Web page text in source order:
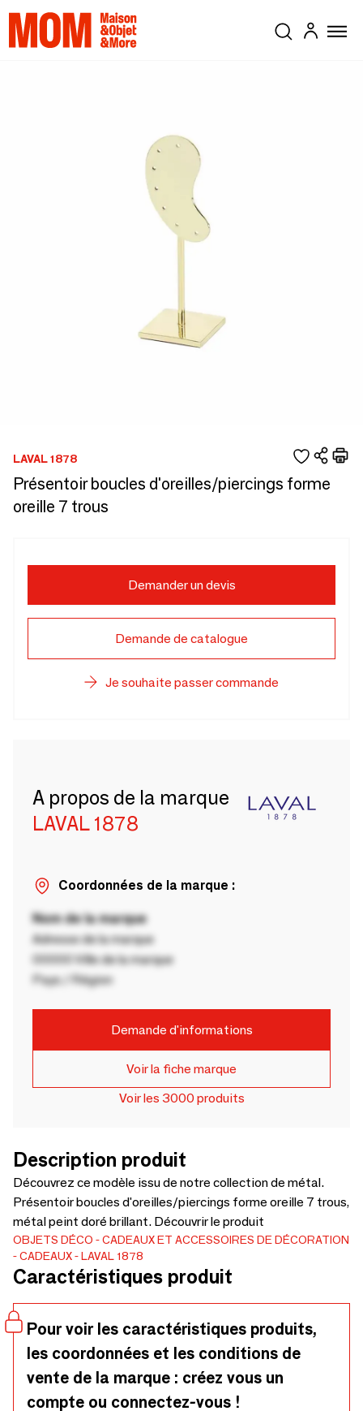
LAVAL 1878
Présentoir boucles d'oreilles/piercings forme
oreille 7 trous
Demander un devis
Demande de catalogue
Je souhaite passer commande
A propos de la marque
LAVAL 1878
Coordonnées de la marque :
Nom de la marque
Adresse de la marque
00000 Ville de la marque
Pays / Région
Demande d'informations
Voir la fiche marque
Voir les 3000 produits
Description produit
Découvrez ce modèle issu de notre collection de métal.
Présentoir boucles d'oreilles/piercings forme oreille 7 trous,
métal peint doré brillant. Découvrir le produit
OBJETS DÉCO
CADEAUX ET ACCESSOIRES DE DÉCORATION
CADEAUX
LAVAL 1878
Caractéristiques produit
Pour voir les caractéristiques produits,
les coordonnées et les conditions de
vente de la marque : créez vous un
compte ou connectez-vous !